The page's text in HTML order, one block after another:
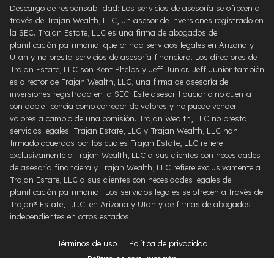
Descargo de responsabilidad: Los servicios de asesoría se ofrecen a
través de Trajan Wealth, LLC, un asesor de inversiones registrado en
la SEC. Trajan Estate, LLC es una firma de abogados de
planificación patrimonial que brinda servicios legales en Arizona y
Utah y no presta servicios de asesoría financiera. Los directores de
Trajan Estate, LLC son Kent Phelps y Jeff Junior. Jeff Junior también
es director de Trajan Wealth, LLC, una firma de asesoría de
inversiones registrada en la SEC. Este asesor fiduciario no cuenta
con doble licencia como corredor de valores y no puede vender
valores a cambio de una comisión. Trajan Wealth, LLC no presta
servicios legales. Trajan Estate, LLC y Trajan Wealth, LLC han
firmado acuerdos por los cuales Trajan Estate, LLC refiere
exclusivamente a Trajan Wealth, LLC a sus clientes con necesidades
de asesoría financiera y Trajan Wealth, LLC refiere exclusivamente a
Trajan Estate, LLC a sus clientes con necesidades legales de
planificación patrimonial. Los servicios legales se ofrecen a través de
Trajan® Estate, L.L.C. en Arizona y Utah y de firmas de abogados
independientes en otros estados.
Términos de uso
Política de privacidad